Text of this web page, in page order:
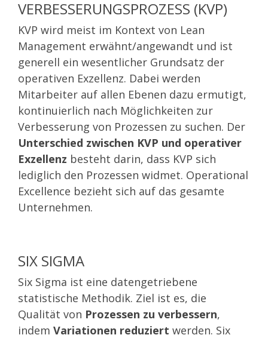
VERBESSERUNGSPROZESS (KVP)
KVP wird meist im Kontext von Lean
Management erwähnt/angewandt und ist
generell ein wesentlicher Grundsatz der
operativen Exzellenz. Dabei werden
Mitarbeiter auf allen Ebenen dazu ermutigt,
kontinuierlich nach Möglichkeiten zur
Verbesserung von Prozessen zu suchen. Der
Unterschied zwischen KVP und operativer
Exzellenz besteht darin, dass KVP sich
lediglich den Prozessen widmet. Operational
Excellence bezieht sich auf das gesamte
Unternehmen.
SIX SIGMA
Six Sigma ist eine datengetriebene
statistische Methodik. Ziel ist es, die
Qualität von Prozessen zu verbessern,
indem Variationen reduziert werden. Six